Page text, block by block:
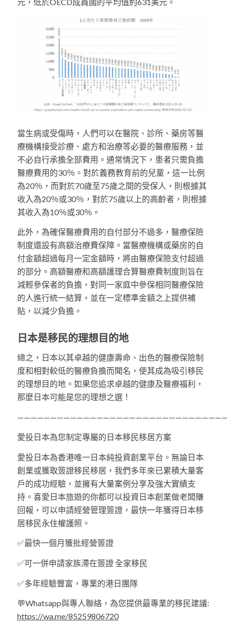
當生病或受傷時，人們可以在醫院、診所、藥房等醫
療機構接受診療、處方和治療等必要的醫療服務，並
不必自行承擔全部費用。通常情況下，患者只需負擔
醫療費用的30％。對於義務教育前的兒童，這一比例
為20％，而對於70歲至75歲之間的受保人，則根據其
收入為20％或30％，對於75歲以上的高齡者，則根據
其收入為10％或30％。
此外，為確保醫療費用的自付部分不過多，醫療保險
制度還設有高額治療費保障。當醫療機構或藥房的自
付金額超過每月一定金額時，將由醫療保險支付超過
的部分。高額醫療和高額護理合算醫療費制度則旨在
減輕參保者的負擔，對同一家庭中參保相同醫療保險
的人進行統一結算，並在一定標準金額之上提供補
貼，以減少負擔。
日本是移民的理想目的地
總之，日本以其卓越的健康壽命、出色的醫療保險制
度和相對較低的醫療負擔而聞名，使其成為吸引移民
的理想目的地。如果您追求卓越的健康及醫療福利，
那麼日本可能是您的理想之選！
愛投日本為您制定專屬的日本移民移居方案
愛投日本為香港唯一日本純投資創業平台。無論日本
創業或獲取簽證移民移居，我們多年來已累積大量客
戶的成功經驗，並擁有大量案例分享及強大實績支
持。喜愛日本旅遊的你都可以投資日本創業做老闆賺
回報，可以申請經營管理簽證，最快一年獲得日本移
居移民永住權護照。
✅最快一個月獲批經營簽證
✅可一併申請家族滯在簽證 全家移民
✅多年經驗豐富，專業的港日團隊
💬Whatsapp與專人聯絡，為您提供最專業的移民建議:
https://wa.me/85259806720